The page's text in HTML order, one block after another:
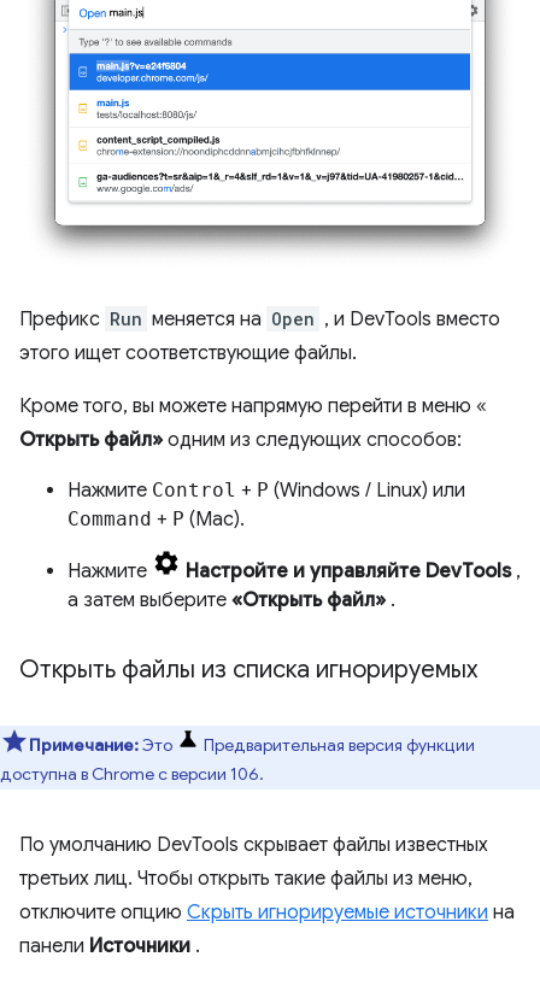
Префикс Run меняется на Open , и DevTools вместо
этого ищет соответствующие файлы.
Кроме того, вы можете напрямую перейти в меню «
Открыть файл» одним из следующих способов:
Нажмите Control + P (Windows / Linux) или
Command + P (Mac).
Нажмите Настройте и управляйте DevTools,
а затем выберите «Открыть файл» .
Открыть файлы из списка игнорируемых
Примечание:Это
Предварительная версия функции
доступна в Chrome с версии 106.
По умолчанию DevTools скрывает файлы известных
третьих лиц. Чтобы открыть такие файлы из меню,
отключите опцию Скрыть игнорируемые источники на
панели Источники .